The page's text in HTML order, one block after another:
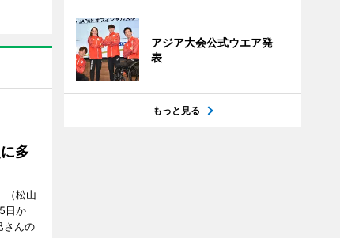
多
（松山
日か
さんの
アジア大会公式ウエア発
表
もっと見る